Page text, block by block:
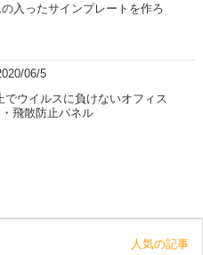
入ったサインプレートを作ろ
06/5
でウイルスに負けないオフィス
飛散防止パネル
人気の記事